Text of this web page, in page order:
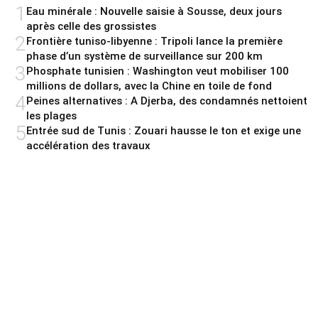
1 Eau minérale : Nouvelle saisie à Sousse, deux jours
après celle des grossistes
2 Frontière tuniso-libyenne : Tripoli lance la première
phase d’un système de surveillance sur 200 km
3Phosphate tunisien : Washington veut mobiliser 100
millions de dollars, avec la Chine en toile de fond
4Peines alternatives : A Djerba, des condamnés nettoient
les plages
5Entrée sud de Tunis : Zouari hausse le ton et exige une
accélération des travaux